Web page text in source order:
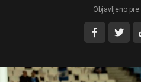
Objavljeno pre: